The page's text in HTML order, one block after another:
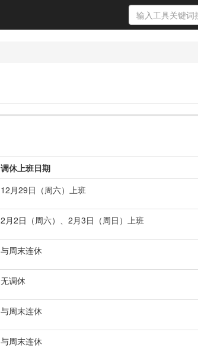
调休上班日期
12月29日（周六）上班
2月2日（周六）、2月3日（周日）上班
与周末连休
无调休
与周末连休
与周末连休